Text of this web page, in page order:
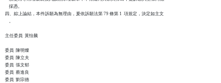
    採憑。
四、綜上論結，本件訴願為無理由，爰依訴願法第 79 條第 1  項規定，決定如主文
    。
主任委員  黃怡騰
委員  陳明燦
委員  陳立夫
委員  張文郁
委員  蔡進良
委員  劉宗德